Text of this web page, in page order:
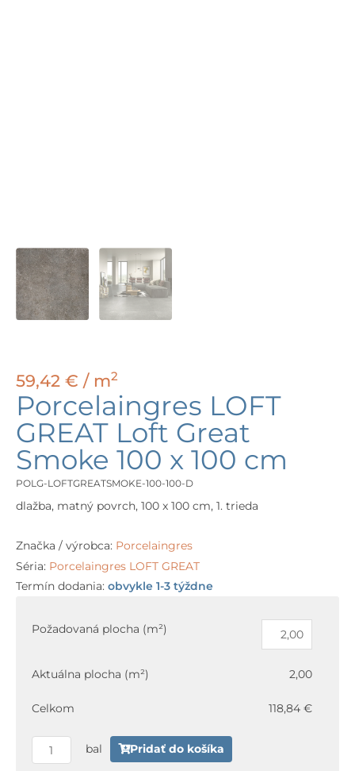
59,42 € / m2
Porcelaingres LOFT
GREAT Loft Great
Smoke 100 x 100 cm
POLG-LOFTGREATSMOKE-100-100-D
dlažba, matný povrch, 100 x 100 cm, 1. trieda
Značka / výrobca: Porcelaingres
Séria: Porcelaingres LOFT GREAT
Termín dodania: obvykle 1-3 týždne
Požadovaná plocha (m²)
Aktuálna plocha (m²) 2,00
Celkom 118,84 €
Porcelaingres
Great
x
bal Pridať do košíka